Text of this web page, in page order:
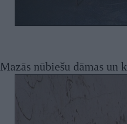
Mazās nūbiešu dāmas